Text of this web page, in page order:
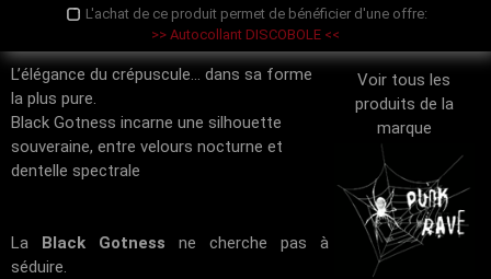
L'achat de ce produit permet de bénéficier d'une offre:
>> Autocollant DISCOBOLE <<
Voir tous les
produits de la
marque
L’élégance du crépuscule... dans sa forme
la plus pure.
Black Gotness incarne une silhouette
souveraine, entre velours nocturne et
dentelle spectrale
La Black Gotness ne cherche pas à
séduire.